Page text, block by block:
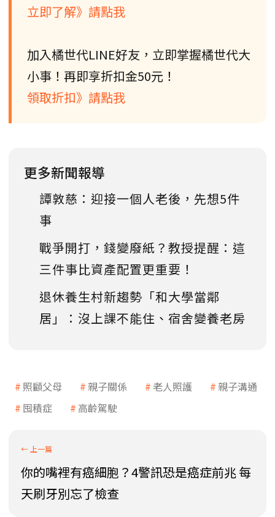
立即了解》請點我
加入橘世代LINE好友，立即掌握橘世代大
小事！再即享折扣金50元！
領取折扣》請點我
更多新聞報導
譚敦慈：迎接一個人老後，先想5件
事
戰爭開打，錢變廢紙？教授提醒：這
三件事比資產配置更重要！
退休養生村新趨勢「和大學當鄰
居」：沒上課不能住、宿舍變養老房
照顧父母 親子關係 老人照護
親子溝通
囤積症
高齡駕駛
你的嘴裡有癌細胞？4警訊恐是癌症前兆 每
天刷牙別忘了檢查